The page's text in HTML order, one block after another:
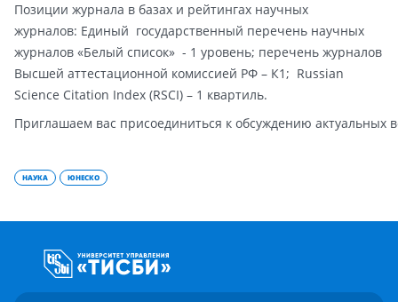
Позиции журнала в базах и рейтингах научных
журналов: Единый государственный перечень научных
журналов «Белый список» - 1 уровень; перечень журналов
Высшей аттестационной комиссией РФ – К1; Russian
Science Citation Index (RSCI) – 1 квартиль.
Приглашаем вас присоединиться к обсуждению актуальных
НАУКА ЮНЕСКО